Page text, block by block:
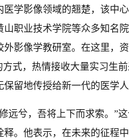
医学影像领域的翘楚，该中
山职业技术学院等众多知名
外影像学教研室。在这里，
方式，热情接收大量实习生
保留地传授给新一代的医学
远兮，吾将上下而求索。”
释。他表示，在未来的征程